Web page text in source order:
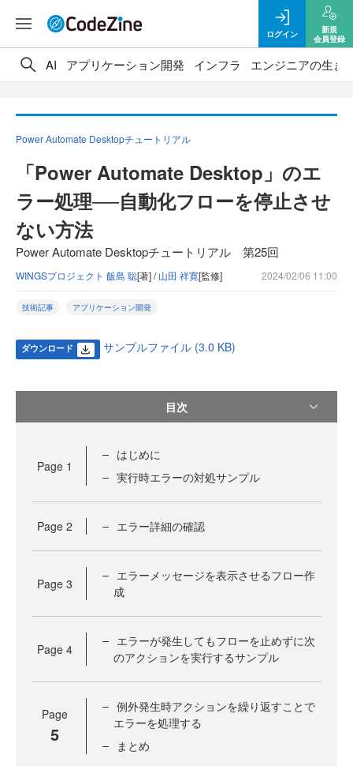
ログイン
新規
会員登録
AI アプリケーション開発 インフラ エンジニアの生き
Power Automate Desktopチュートリアル
「Power Automate Desktop」のエ
ラー処理──自動化フローを停止させ
ない方法
Power Automate Desktopチュートリアル 第25回
WINGSプロジェクト 飯島 聡[著] /山田 祥寛[監修] 2024/02/06 11:00
技術記事 アプリケーション開発
ダウンロード サンプルファイル (3.0 KB)
目次
Page 1
はじめに
実行時エラーの対処サンプル
Page 2 エラー詳細の確認
Page 3
エラーメッセージを表示させるフロー作
成
Page 4
エラーが発生してもフローを止めずに次
のアクションを実行するサンプル
Page
5
例外発生時アクションを繰り返すことで
エラーを処理する
まとめ